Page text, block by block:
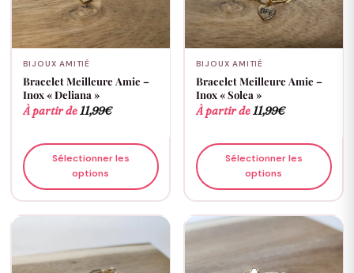
BIJOUX AMITIÉ
Bracelet Meilleure Amie –
Inox « Deliana »
À partir de11,99€
Sélectionner les
options
BIJOUX AMITIÉ
Bracelet Meilleure Amie –
Inox « Solea »
À partir de11,99€
Sélectionner les
options